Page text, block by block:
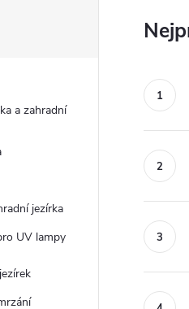
a zahradní
jezírka
UV lampy